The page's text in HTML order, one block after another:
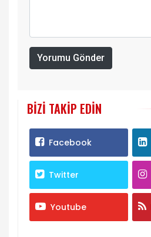
Yorumu Gönder
BIZI TAKIP EDIN
Facebook
Twitter
Youtube